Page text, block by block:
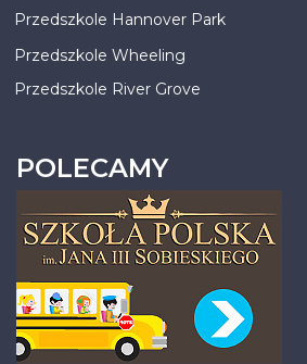
Przedszkole Hannover Park
Przedszkole Wheeling
Przedszkole River Grove
POLECAMY